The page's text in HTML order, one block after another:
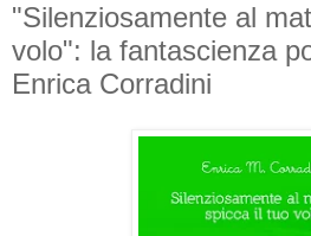
"Silenziosamente al
volo": la fantascienza
Enrica Corradini